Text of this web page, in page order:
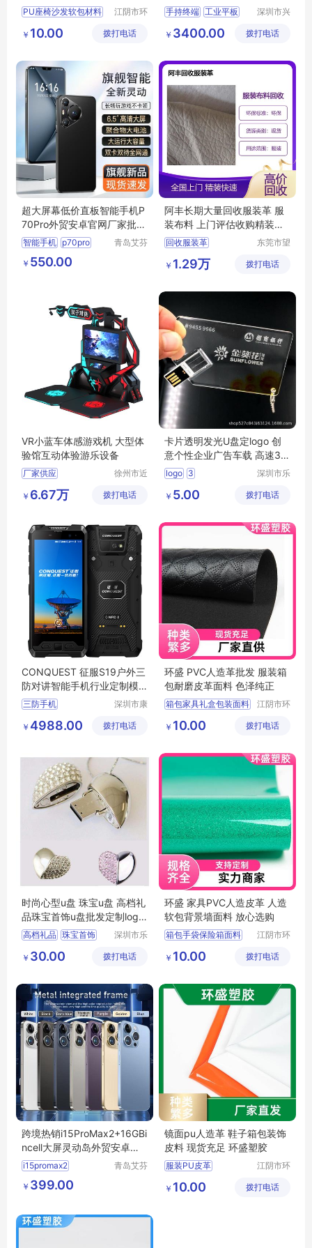
PU座椅沙发软包材料
箱包手袋服装皮料
箱包人造革皮料
江阴市环
限公司
￥ 10.00 拨打电话
端
手持终端 工业平板
深圳市兴
技有限公
￥ 3400.00 拨打电话
超大屏幕低价直板智能手机P
70Pro外贸安卓官网厂家批发
现货
智能手机 p70pro
青岛艾芬
￥ 550.00
阿丰长期大量回收服装革 服
装布料 上门评估收购精装快
速整厂收
回收服装革
回收服装 服装革回收
东莞市望
布料商行
￥ 1.29万 拨打电话
VR小蓝车体感游戏机 大型体
验馆互动体验游乐设备
厂家供应
徐州市近
科技有限
￥ 6.67万 拨打电话
卡片透明发光U盘定logo 创
意个性企业广告车载 高速3.0
礼品优盘
logo 3
深圳市乐
技有限公
￥ 5.00 拨打电话
CONQUEST 征服S19户外三
防对讲智能手机行业定制模
块化手持终端
三防手机
深圳市康
讯设备有
￥ 4988.00 拨打电话
环盛 PVC人造革批发 服装箱
包耐磨皮革面料 色泽纯正
箱包家具礼盒包装面料
背景墙软包面料
人造皮革
江阴市环
限公司
￥ 10.00 拨打电话
时尚心型u盘 珠宝u盘 高档礼
品珠宝首饰u盘批发定制logo
64g
高档礼品 珠宝首饰
深圳市乐
技有限公
￥ 30.00 拨打电话
环盛 家具PVC人造皮革 人造
软包背景墙面料 放心选购
箱包手袋保险箱面料
礼品包装盒印花面料
箱包鞋材礼盒包装皮革
江阴市环
限公司
￥ 10.00 拨打电话
跨境热销i15ProMax2+16GBi
ncell大屏灵动岛外贸安卓智
能手机
i15promax2
16gbincell 智能手机
青岛艾芬
￥ 399.00
镜面pu人造革 鞋子箱包装饰
皮料 现货充足 环盛塑胶
服装PU皮革
皮革箱包鞋材服装包装
江阴市环
限公司
￥ 10.00 拨打电话